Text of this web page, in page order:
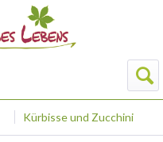
Kürbisse und Zucchini